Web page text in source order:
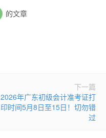
的文章
下一篇
2026年广东初级会计准考证打
印时间5月8日至15日！切勿错
过